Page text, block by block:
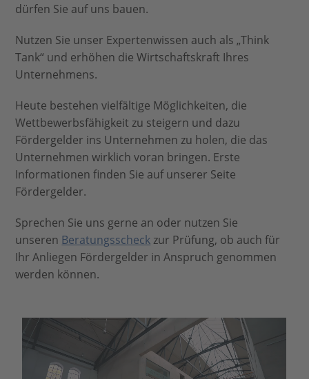
dürfen Sie auf uns bauen.
Nutzen Sie unser Expertenwissen auch als „Think
Tank“ und erhöhen die Wirtschaftskraft Ihres
Unternehmens.
Heute bestehen vielfältige Möglichkeiten, die
Wettbewerbsfähigkeit zu steigern und dazu
Fördergelder ins Unternehmen zu holen, die das
Unternehmen wirklich voran bringen. Erste
Informationen finden Sie auf unserer Seite
Fördergelder.
Sprechen Sie uns gerne an oder nutzen Sie
unseren Beratungsscheckzur Prüfung, ob auch für
Ihr Anliegen Fördergelder in Anspruch genommen
werden können.